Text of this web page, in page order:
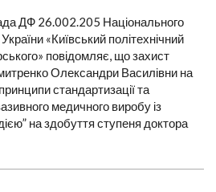
ДФ 26.002.205 Національного
«Київський політехнічний
повідомляє, що захист
Олександри Василівни на
стандартизації та
медичного виробу із
на здобуття ступеня доктора